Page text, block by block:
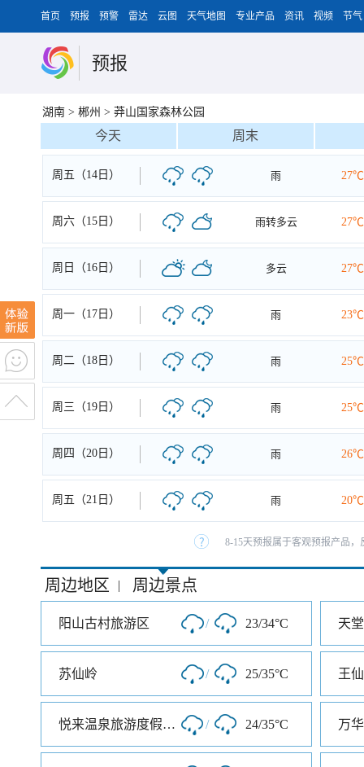
首页 预报 预警 雷达 云图 天气地图 专业产品 资讯 视频 节气
预报
湖南 > 郴州 > 莽山国家森林公园
今天 周末
周五（14日） 雨 27℃
周六（15日） 雨转多云 27℃
周日（16日） 多云 27℃
周一（17日） 雨 23℃
周二（18日） 雨 25℃
周三（19日） 雨 25℃
周四（20日） 雨 26℃
周五（21日） 雨 20℃
8-15天预报属于客观预报产品
周边地区 | 周边景点
阳山古村旅游区 / 23/34°C 天
苏仙岭 / 25/35°C 王
悦来温泉旅游度假山庄 / 24/35°C 万